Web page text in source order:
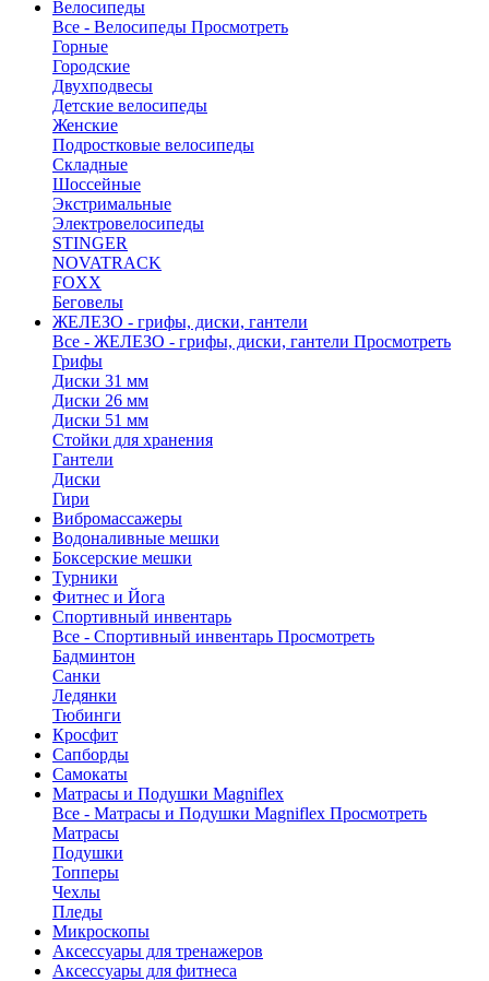
Велосипеды
Все - Велосипеды Просмотреть
Горные
Городские
Двухподвесы
Детские велосипеды
Женские
Подростковые велосипеды
Складные
Шоссейные
Экстримальные
Электровелосипеды
STINGER
NOVATRACK
FOXX
Беговелы
ЖЕЛЕЗО - грифы, диски, гантели
Все - ЖЕЛЕЗО - грифы, диски, гантели Просмотреть
Грифы
Диски 31 мм
Диски 26 мм
Диски 51 мм
Стойки для хранения
Гантели
Диски
Гири
Вибромассажеры
Водоналивные мешки
Боксерские мешки
Турники
Фитнес и Йога
Спортивный инвентарь
Все - Спортивный инвентарь Просмотреть
Бадминтон
Санки
Ледянки
Тюбинги
Кросфит
Сапборды
Самокаты
Матрасы и Подушки Magniflex
Все - Матрасы и Подушки Magniflex Просмотреть
Матрасы
Подушки
Топперы
Чехлы
Пледы
Микроскопы
Аксессуары для тренажеров
Аксессуары для фитнеса